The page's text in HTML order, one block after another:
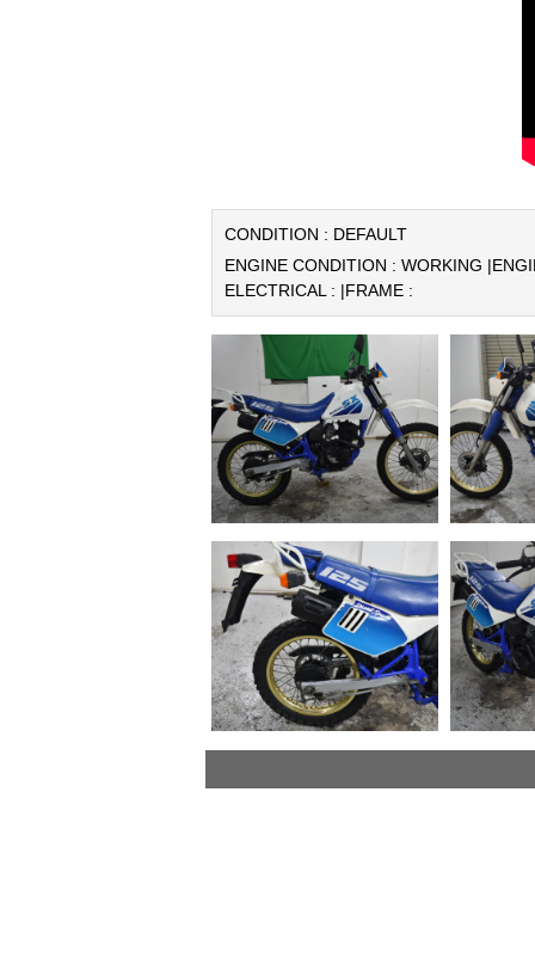
CONDITION : DEFAULT
ENGINE CONDITION : WORKING |
ELECTRICAL : |FRAME :